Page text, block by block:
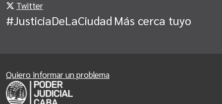
Twitter
#JusticiaDeLaCiudad Más cerca tuyo
Quiero informar un problema